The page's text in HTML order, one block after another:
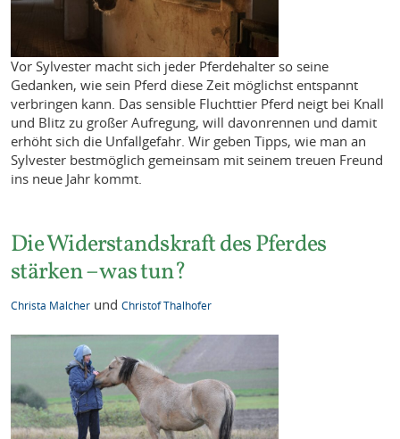
Vor Sylvester macht sich jeder Pferdehalter so seine
Gedanken, wie sein Pferd diese Zeit möglichst entspannt
verbringen kann. Das sensible Fluchttier Pferd neigt bei Knall
und Blitz zu großer Aufregung, will davonrennen und damit
erhöht sich die Unfallgefahr. Wir geben Tipps, wie man an
Sylvester bestmöglich gemeinsam mit seinem treuen Freund
ins neue Jahr kommt.
Die Widerstandskraft des Pferdes
stärken – was tun?
Christa Malcher undChristof Thalhofer